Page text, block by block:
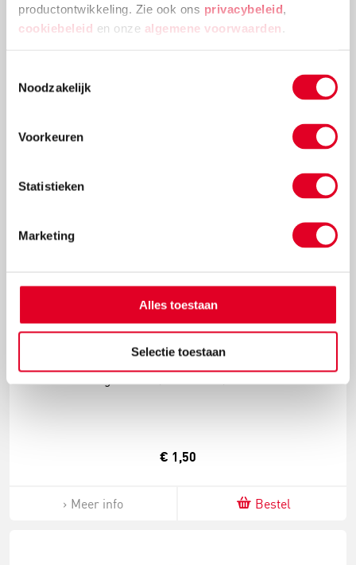
productontwikkeling. Zie ook ons privacybeleid
cookiebeleid en onze algemene voorwaarden
Noodzakelijk
Voorkeuren
Statistieken
Marketing
Alles toestaan
Selectie toestaan
€ 1,50
Meer info Bestel